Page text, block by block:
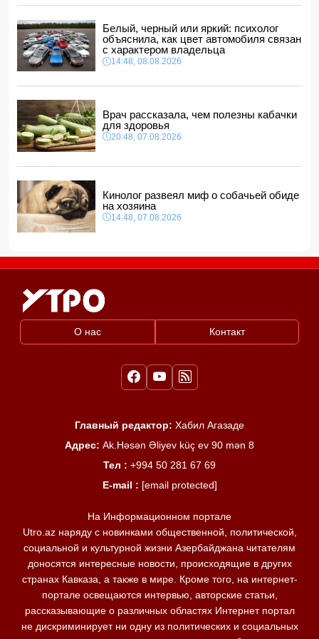
14:00, 08.08.2026
Никол Пашинян позвонил Ильхаму Алиеву
12:48, 08.08.2026
СМИ: США ищут на Кубе фигуру для повторения
"венесуэльского сценария"
Белый, черный или яркий: психолог
объяснила, как цвет автомобиля связан
с характером владельца
14:48, 08.08.2026
Врач рассказала, чем полезны кабачки
для здоровья
20:48, 07.08.2026
Кинолог развеял миф о собачьей обиде
на хозяина
14:48, 07.08.2026
О нас Контакт
Главный редактор: Хабил Агазаде
Адрес: Ak.Həsən Əliyev küç ev 90 mən 8
Тел : +994 50 281 67 69
E-mail : [email protected]
На Информационном портале
Utro.az наряду с новинками общественной, политической,
социальной и культурной жизни Азербайджана читателям
доносятся интересные новости, происходящие в других
странах Кавказа, а также в мире. Кроме того, на интернет-
портале освещаются интервью, авторские статьи,
рассказывающие о различных областях Интернет портал
не дискриминирует ни одну из политических и социальных